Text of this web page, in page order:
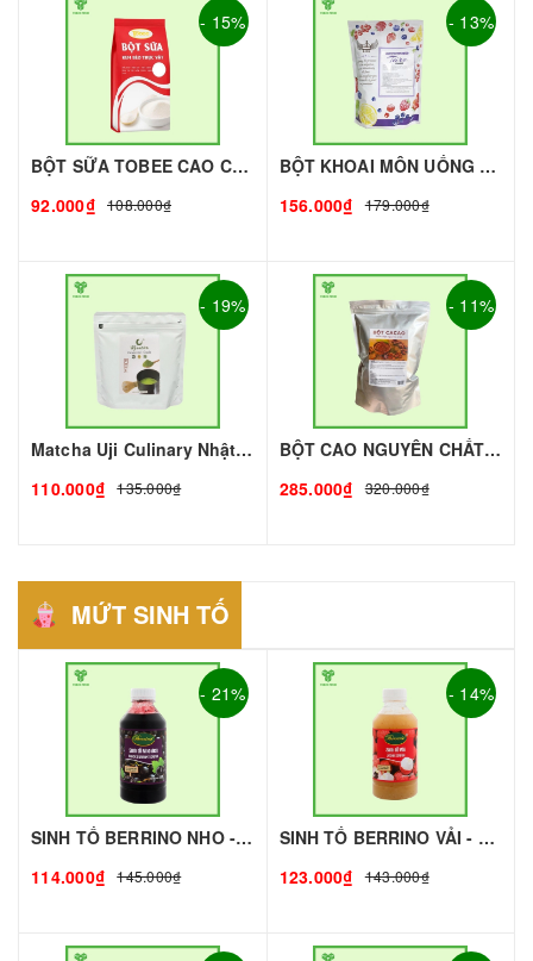
- 15%
BỘT SỮA TOBEE CAO CẤP - 1KG | NGUYÊN LIỆU PHA CHẾ
92.000₫ 108.000₫
- 13%
BỘT KHOAI MÔN UỐNG KING - 1kg - KING | Nguyên liệu pha chế - TOBEE FOOD
156.000₫
179.000₫
- 19%
Matcha Uji Culinary Nhật gói 100gr | Nguyên liệu pha chế - TOBEE FOOD
110.000₫
135.000₫
- 11%
BỘT CAO NGUYÊN CHẤT THƯỢNG HẠNG - 1KG I TOBEE FOOD
285.000₫
320.000₫
MỨT SINH TỐ
- 21%
SINH TỐ BERRINO NHO - 1L - BERRINO | Mứt - Sinh Tố làm Trà Sữa - TOBEE FOOD
114.000₫
145.000₫
- 14%
SINH TỐ BERRINO VẢI - 1L - BERRINO | Mứt - Sinh Tố làm Trà Sữa - TOBEE FOOD
123.000₫
143.000₫